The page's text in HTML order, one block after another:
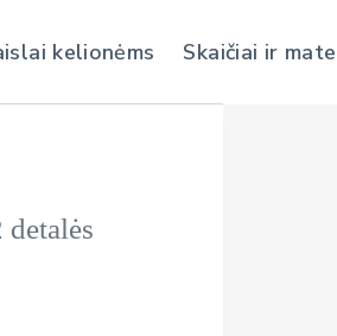
kelionėms Skaičiai ir